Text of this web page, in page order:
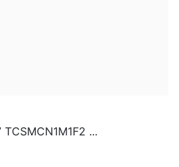
...